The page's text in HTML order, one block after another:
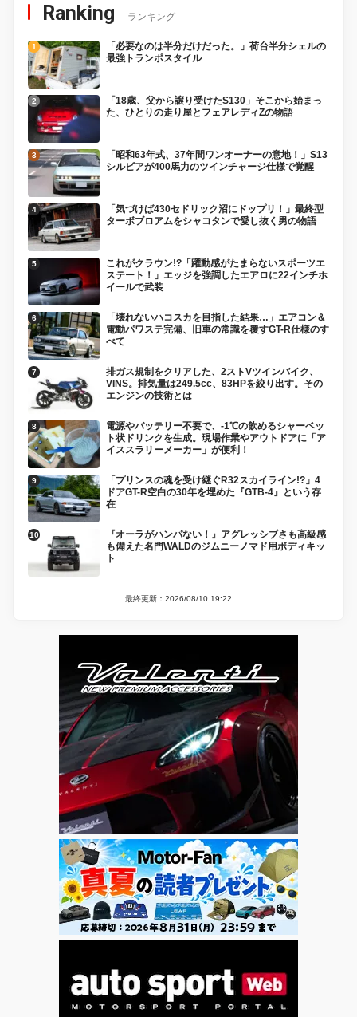
Ranking ランキング
「必要なのは半分だけだった。」荷台半分シェルの
最強トランポスタイル
「18歳、父から譲り受けたS130」そこから始まっ
た、ひとりの走り屋とフェアレディZの物語
「昭和63年式、37年間ワンオーナーの意地！」S13
シルビアが400馬力のツインチャージ仕様で覚醒
「気づけば430セドリック沼にドップリ！」最終型
ターボブロアムをシャコタンで愛し抜く男の物語
これがクラウン!?「躍動感がたまらないスポーツエ
ステート！」エッジを強調したエアロに22インチホ
イールで武装
「壊れないハコスカを目指した結果…」エアコン＆
電動パワステ完備、旧車の常識を覆すGT-R仕様のす
べて
排ガス規制をクリアした、2ストVツインバイク、
VINS。排気量は249.5cc、83HPを絞り出す。その
エンジンの技術とは
電源やバッテリー不要で、-1℃の飲めるシャーベッ
ト状ドリンクを生成。現場作業やアウトドアに「ア
イススラリーメーカー」が便利！
「プリンスの魂を受け継ぐR32スカイライン!?」4
ドアGT-R空白の30年を埋めた『GTB-4』という存
在
『オーラがハンパない！』アグレッシブさも高級感
も備えた名門WALDのジムニーノマド用ボディキッ
ト
最終更新：2026/08/10 19:22